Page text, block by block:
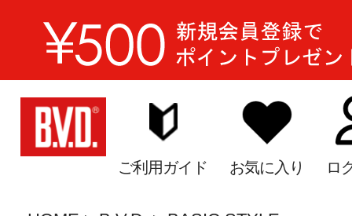
ご利用ガイド お気に入り ロ